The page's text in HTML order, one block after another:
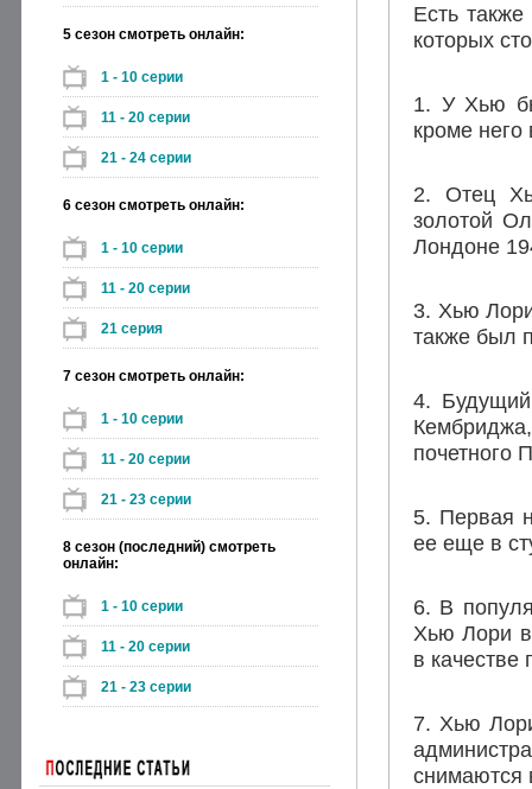
5 сезон смотреть онлайн:
1 - 10 серии
11 - 20 серии
21 - 24 серии
6 сезон смотреть онлайн:
1 - 10 серии
11 - 20 серии
21 серия
7 сезон смотреть онлайн:
1 - 10 серии
11 - 20 серии
21 - 23 серии
8 сезон (последний) смотреть
онлайн:
1 - 10 серии
11 - 20 серии
21 - 23 серии
Есть
которых
1. У Хью
кроме
2. Отец
золотой
Лондоне
3. Хью
также был
4.
почетного
5. Первая
ее еще в
6. В
Хью Лори в
в качестве
7. Хью
снимаются